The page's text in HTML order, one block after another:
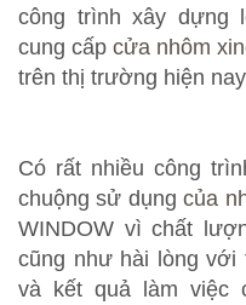
công trình xây dựng
cung cấpcửa nhôm
trên thị trường hiện
Có rất nhiều công
chuộng sử dụngcủa
WINDOW vì chất
cũng như hài lòng với
và kết quả làm việc